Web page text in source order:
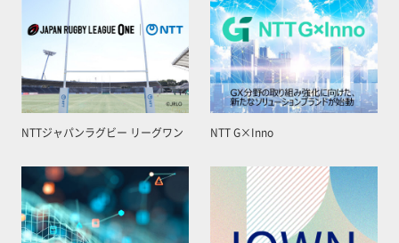
NTTジャパンラグビー リーグワン NTT G×Inno